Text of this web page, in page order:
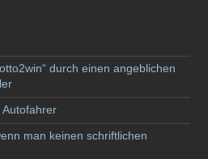
durch einen angeblichen
man keinen schriftlichen